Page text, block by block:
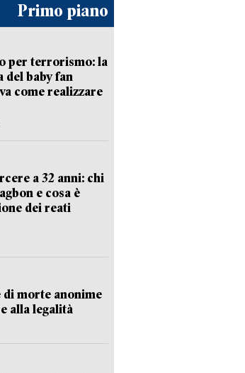
Primo piano
per terrorismo: la
del baby fan
come realizzare
a 32 anni: chi
e cosa è
dei reati
di morte anonime
alla legalità